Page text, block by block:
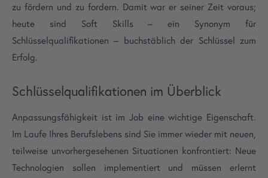
zu fördern und zu fordern. Damit war er seiner Zeit voraus;
heute sind Soft Skills – ein Synonym für
Schlüsselqualifikationen – buchstäblich der Schlüssel zum
Erfolg.
Schlüsselqualifikationen im Überblick
Anpassungsfähigkeit ist im Job eine wichtige Eigenschaft.
Im Laufe Ihres Berufslebens sind Sie immer wieder mit neuen,
teilweise unvorhergesehenen Situationen konfrontiert: Neue
Technologien sollen implementiert und müssen erlernt